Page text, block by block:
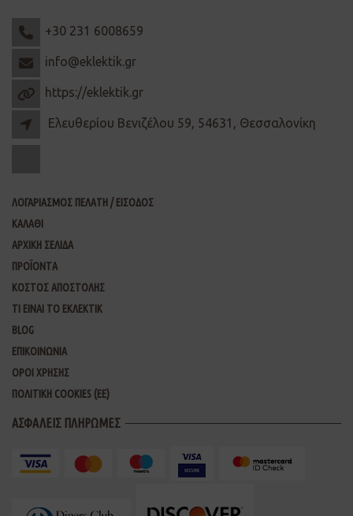
+30 231 6008659
info@eklektik.gr
https://eklektik.gr
Ελευθερίου Βενιζέλου 59, 54631, Θεσσαλονίκη
ΛΟΓΑΡΙΑΣΜΟΣ ΠΕΛΑΤΗ / ΕΙΣΟΔΟΣ
ΚΑΛΑΘΙ
ΑΡΧΙΚΗ ΣΕΛΙΔΑ
ΠΡΟΪΟΝΤΑ
ΚΟΣΤΟΣ ΑΠΟΣΤΟΛΗΣ
ΤΙ ΕΙΝΑΙ ΤΟ ΕΚΛΕΚΤΙΚ
BLOG
ΕΠΙΚΟΙΝΩΝΙΑ
ΟΡΟΙ ΧΡΗΣΗΣ
ΠΟΛΙΤΙΚΗ COOKIES (ΕΕ)
ΑΣΦΑΛΕΙΣ ΠΛΗΡΩΜΕΣ